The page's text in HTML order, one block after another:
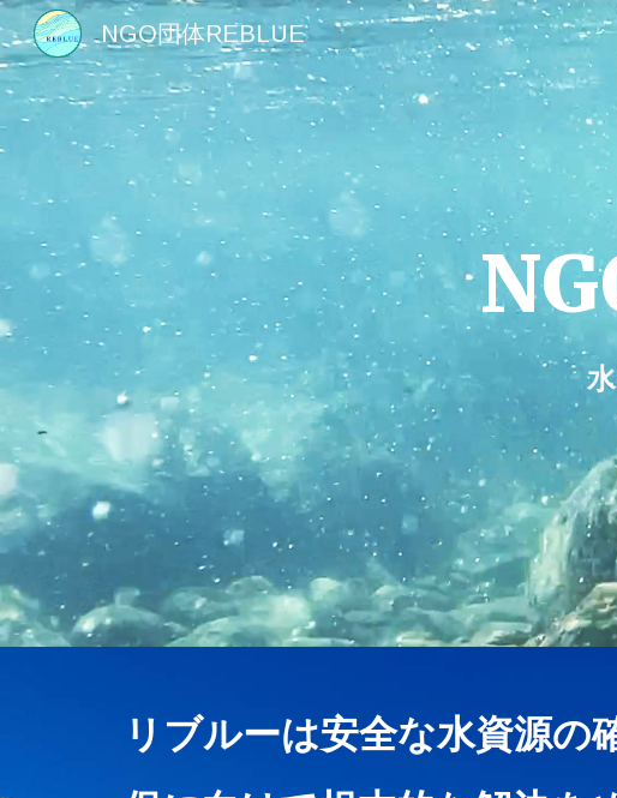
Skip to
NGO団体REBLUE
リブルーは安全な水資源の